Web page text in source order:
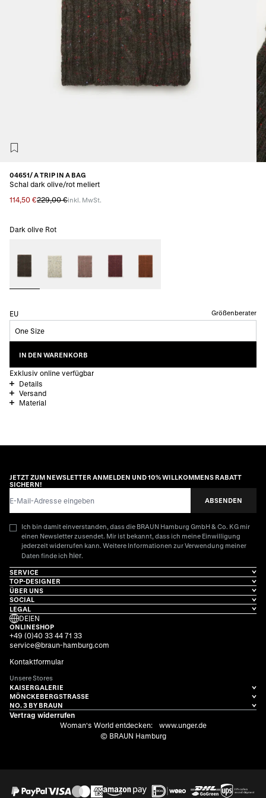
04651/ A TRIP IN A BAG
Schal dark olive/rot meliert
114,50 €229,00 €inkl. MwSt.
Dark olive Rot
EU Größenberater
One Size
IN DEN WARENKORB
Exklusiv online verfügbar
Details
Versand
Material
JETZT ZUM NEWSLETTER ANMELDEN UND 10% WILLKOMMENS RABATT
SICHERN!
ABSENDEN
Ich bin damit einverstanden, dass die BRAUN Hamburg GmbH & Co. KG mir
einen Newsletter zusendet. Mir ist bekannt, dass ich meine Einwilligung
jederzeit widerrufen kann. Weitere Informationen zur Verwendung meiner
Daten finde ich hier.
SERVICE
TOP-DESIGNER
ÜBER UNS
SOCIAL
LEGAL
DE|EN
ONLINESHOP
+49 (0)40 33 44 71 33
service@braun-hamburg.com
Kontaktformular
Unsere Stores
KAISERGALERIE
MÖNCKEBERGSTRASSE
NO. 3 BY BRAUN
Vertrag widerrufen
Woman's World entdecken:
www.unger.de
© BRAUN Hamburg